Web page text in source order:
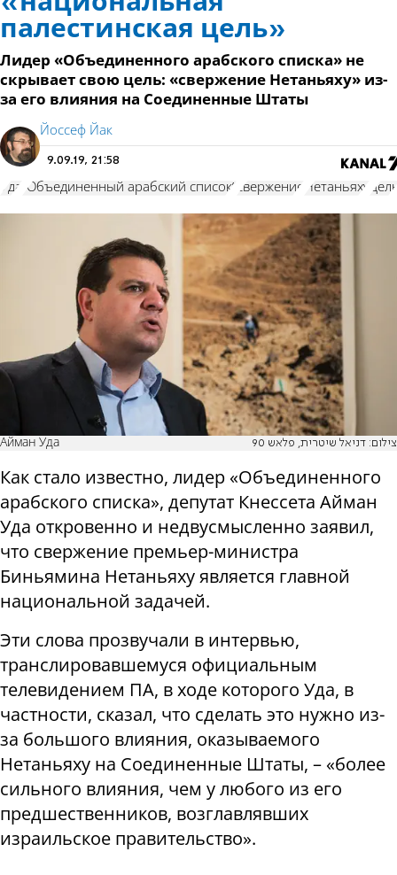
палестинская цель»
Лидер «Объединенного арабского списка» не
скрывает свою цель: «свержение Нетаньяху» из-
за его влияния на Соединенные Штаты
Йоссеф Йак
9.09.19, 21:58
Уда "Объединенный арабский список" свержение Нетаньяху
Айман Уда צילום: דניאל שיטרית, פלאש 90
Как стало известно, лидер «Объединенного
арабского списка», депутат Кнессета Айман
Уда откровенно и недвусмысленно заявил,
что свержение премьер-министра
Биньямина Нетаньяху является главной
национальной задачей.
Эти слова прозвучали в интервью,
транслировавшемуся официальным
телевидением ПА, в ходе которого Уда, в
частности, сказал, что сделать это нужно из-
за большого влияния, оказываемого
Нетаньяху на Соединенные Штаты, – «более
сильного влияния, чем у любого из его
предшественников, возглавлявших
израильское правительство».